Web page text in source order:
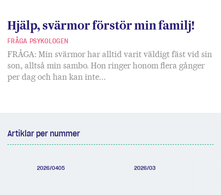
Hjälp, svärmor förstör min familj!
FRÅGA PSYKOLOGEN
FRÅGA: Min svärmor har alltid varit väldigt fäst vid sin
son, alltså min sambo. Hon ringer honom flera gånger
per dag och han kan inte…
Artiklar per nummer
2026/0405 2026/03